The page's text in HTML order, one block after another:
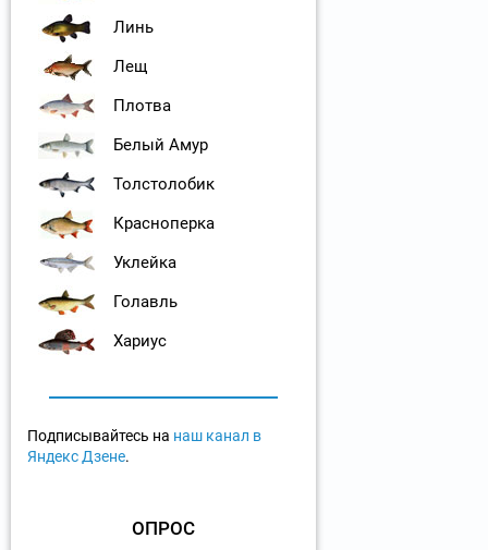
Линь
Лещ
Плотва
Белый Амур
Толстолобик
Красноперка
Уклейка
Голавль
Хариус
Подписывайтесь на наш канал в
Яндекс Дзене.
ОПРОС